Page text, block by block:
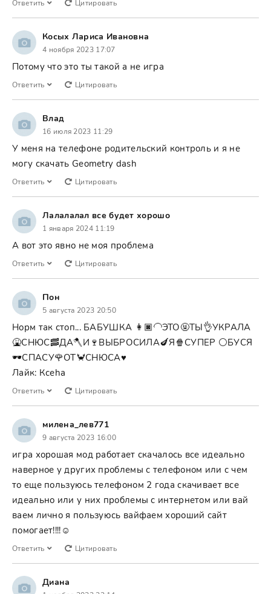
Ответить Цитировать
Косых Лариса Ивановна
4 ноября 2023 17:07
Потому что это ты такой а не игра
Ответить Цитировать
Влад
16 июля 2023 11:29
У меня на телефоне родительский контроль и я не
могу скачать Geometry dash
Ответить Цитировать
Лалалалал все будет хорошо
1 января 2024 11:19
А вот это явно не моя проблема
Ответить Цитировать
Пон
5 августа 2023 20:50
Норм так стоп... БАБУШКА 👩🏿‍🦲ЭТО🤬ТЫ👌УКРАЛА
🤮СНЮС🥓ДА🪓И🍷ВЫБРОСИЛА🍆Я🍿СУПЕР ⚪БУСЯ
🕶️СПАСУ🌹ОТ🦀СНЮСА♥
Лайк: Ксеha
Ответить Цитировать
милена_лев771
9 августа 2023 16:00
игра хорошая мод работает скачалось все идеально
наверное у других проблемы с телефоном или с чем
то еще пользуюсь телефоном 2 года скачивает все
идеально или у них проблемы с интернетом или вай
ваем лично я пользуюсь вайфаем хороший сайт
помогает!!!!☺️
Ответить Цитировать
Диана